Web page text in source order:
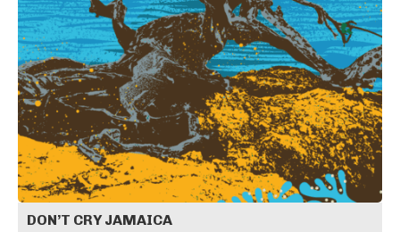
DON’T CRY JAMAICA